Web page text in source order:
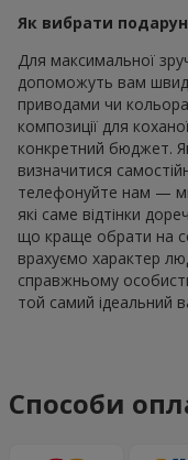
Як вибрати
Для максимальної
допоможуть вам
приводами чи
композиції для
конкретний бюджет.
визначитися
телефонуйте нам —
які саме відтінки
що краще обрати на
врахуємо характер
справжньому
той самий ідеальний
Способи